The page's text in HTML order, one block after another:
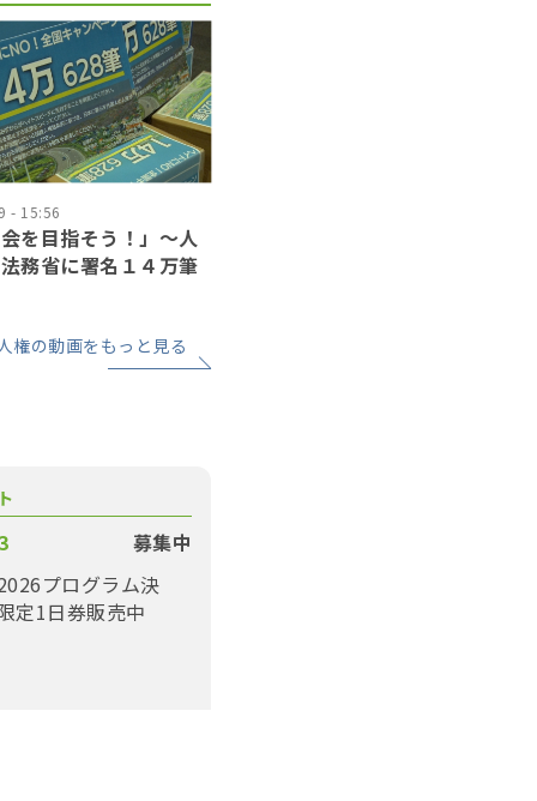
- 15:56
を目指そう！」〜人
務省に署名１４万筆
権の動画をもっと見る
募集中
プログラム決
定1日券販売中